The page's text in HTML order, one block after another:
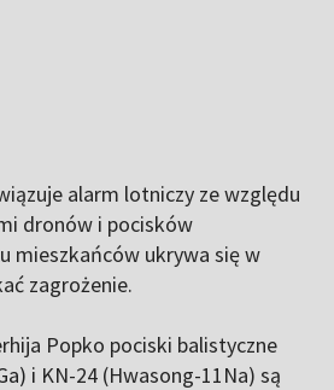
alarm lotniczy ze względu
dronów i pocisków
mieszkańców ukrywa się w
zagrożenie.
Popko pociski balistyczne
i KN-24 (Hwasong-11Na) są